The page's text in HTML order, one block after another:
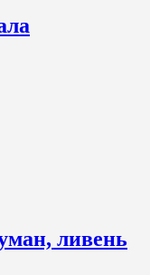
ливень